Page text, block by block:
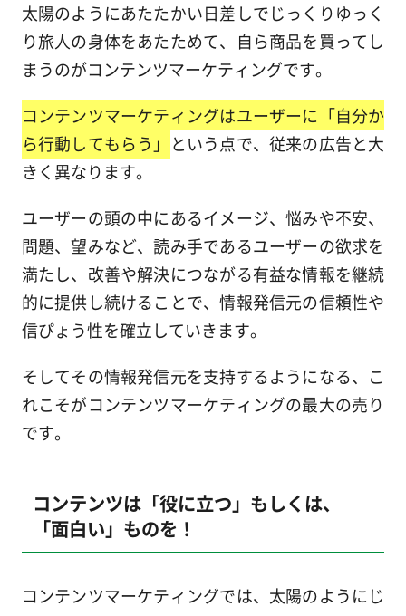
太陽のようにあたたかい日差しでじっくりゆっく
り旅人の身体をあたためて、自ら商品を買ってし
まうのがコンテンツマーケティングです。
コンテンツマーケティングはユーザーに「自分か
ら行動してもらう」 という点で、従来の広告と大
きく異なります。
ユーザーの頭の中にあるイメージ、悩みや不安、
問題、望みなど、読み手であるユーザーの欲求を
満たし、改善や解決につながる有益な情報を継続
的に提供し続けることで、情報発信元の信頼性や
信ぴょう性を確立していきます。
そしてその情報発信元を支持するようになる、こ
れこそがコンテンツマーケティングの最大の売り
です。
コンテンツは「役に立つ」もしくは、
「面白い」ものを！
コンテンツマーケティングでは、太陽のようにじ